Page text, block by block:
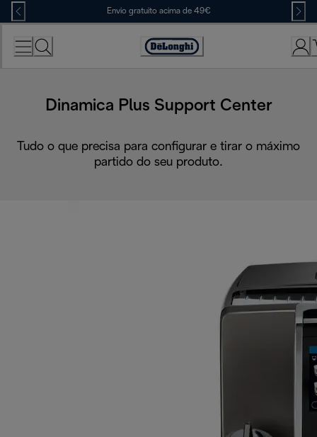
Skip
to
Content
Envio gratuito acima de 49€
Accessibility
Dinamica Plus Support Center
Tudo o que precisa para configurar e tirar o máximo
partido do seu produto.